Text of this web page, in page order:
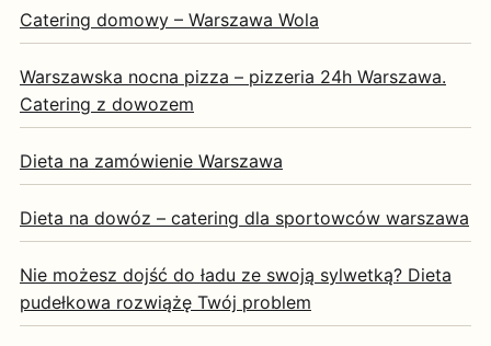
Catering domowy – Warszawa Wola
Warszawska nocna pizza – pizzeria 24h Warszawa.
Catering z dowozem
Dieta na zamówienie Warszawa
Dieta na dowóz – catering dla sportowców warszawa
Nie możesz dojść do ładu ze swoją sylwetką? Dieta
pudełkowa rozwiążę Twój problem